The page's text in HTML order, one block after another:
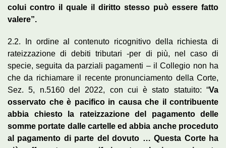
colui contro il quale il diritto stesso può essere fatto
valere”.
2.2. In ordine al contenuto ricognitivo della richiesta di
rateizzazione di debiti tributari -per di più, nel caso di
specie, seguita da parziali pagamenti – il Collegio non ha
che da richiamare il recente pronunciamento della Corte,
Sez. 5, n.5160 del 2022, con cui è stato statuito: “Va
osservato che è pacifico in causa che il contribuente
abbia chiesto la rateizzazione del pagamento delle
somme portate dalle cartelle ed abbia anche proceduto
al pagamento di parte del dovuto … Questa Corte ha